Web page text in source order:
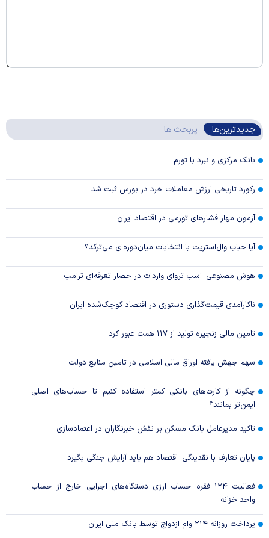
جدیدترین‌ها پربحث ها
بانک مرکزی و نبرد با تورم
رکورد تاریخی ارزش معاملات خرد در بورس ثبت شد
آزمون مهار فشار‌های تورمی در اقتصاد ایران
آیا حباب وال‌استریت با انتخابات میان‌دوره‌ای می‌ترکد؟
هوش مصنوعی؛ اسب تروای واردات در حصار تعرفه‌ای ترامپ
ناکارآمدی قیمت‌گذاری دستوری در اقتصاد کوچک‌شده ایران
تامین مالی زنجیره تولید از ۱۱۷ همت عبور کرد
سهم جهش یافته اوراق مالی اسلامی در تامین منابع دولت
چگونه از کارت‌های بانکی کمتر استفاده کنیم تا حساب‌های اصلی
ایمن‌تر بمانند؟
تاکید مدیرعامل بانک مسکن بر نقش خبرنگاران در اعتمادسازی
پایان تعارف با نقدینگی؛ اقتصاد هم باید آرایش جنگی بگیرد
فعالیت ۱۲۴ فقره حساب ارزی دستگاه‌های اجرایی خارج از حساب
واحد خزانه
پرداخت روزانه ۲۱۴ وام ازدواج توسط بانک ملی ایران